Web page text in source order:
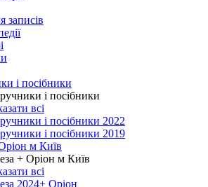
записів
і посібники
і посібники
всі
і посібники 2022
і посібники 2019
м Київ
+ Оріон м Київ
всі
2024+ Оріон